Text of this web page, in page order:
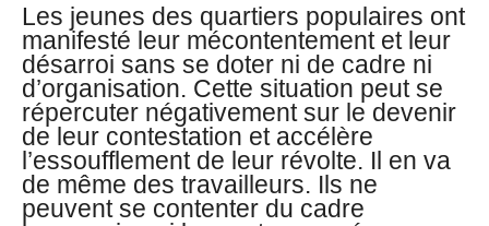
Les jeunes des quartiers populaires ont
manifesté leur mécontentement et leur
désarroi sans se doter ni de cadre ni
d’organisation. Cette situation peut se
répercuter négativement sur le devenir
de leur contestation et accélère
l’essoufflement de leur révolte. Il en va
de même des travailleurs. Ils ne
peuvent se contenter du cadre